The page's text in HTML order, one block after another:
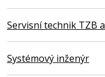
Servisní technik TZB
Systémový inženýr